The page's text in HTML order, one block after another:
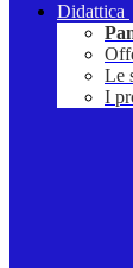
Didattica
Le
I